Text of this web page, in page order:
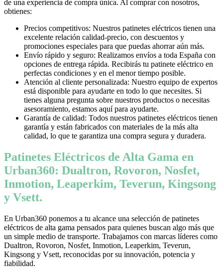
de una experiencia de compra única. Al comprar con nosotros,
obtienes:
Precios competitivos: Nuestros patinetes eléctricos tienen una
excelente relación calidad-precio, con descuentos y
promociones especiales para que puedas ahorrar aún más.
Envío rápido y seguro: Realizamos envíos a toda España con
opciones de entrega rápida. Recibirás tu patinete eléctrico en
perfectas condiciones y en el menor tiempo posible.
Atención al cliente personalizada: Nuestro equipo de expertos
está disponible para ayudarte en todo lo que necesites. Si
tienes alguna pregunta sobre nuestros productos o necesitas
asesoramiento, estamos aquí para ayudarte.
Garantía de calidad: Todos nuestros patinetes eléctricos tienen
garantía y están fabricados con materiales de la más alta
calidad, lo que te garantiza una compra segura y duradera.
Patinetes Eléctricos de Alta Gama en
Urban360: Dualtron, Rovoron, Nosfet,
Inmotion, Leaperkim, Teverun, Kingsong
y Vsett.
En Urban360 ponemos a tu alcance una selección de patinetes
eléctricos de alta gama pensados para quienes buscan algo más que
un simple medio de transporte. Trabajamos con marcas líderes como
Dualtron, Rovoron, Nosfet, Inmotion, Leaperkim, Teverun,
Kingsong y Vsett, reconocidas por su innovación, potencia y
fiabilidad.